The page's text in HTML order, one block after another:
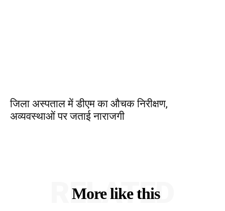
जिला अस्पताल में डीएम का औचक निरीक्षण,
अव्यवस्थाओं पर जताई नाराजगी
More like this
RELATED